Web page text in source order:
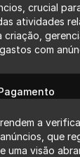
crucial
atividades
criação,
com
a
que
uma visão